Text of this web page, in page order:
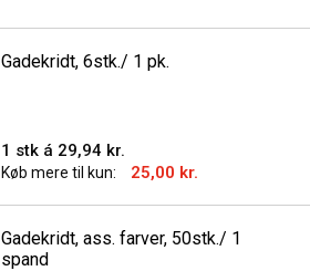
Gadekridt, 6stk./ 1 pk.
1 stk á 29,94 kr.
Køb mere til kun: 25,00 kr.
Gadekridt, ass. farver, 50stk./ 1
spand